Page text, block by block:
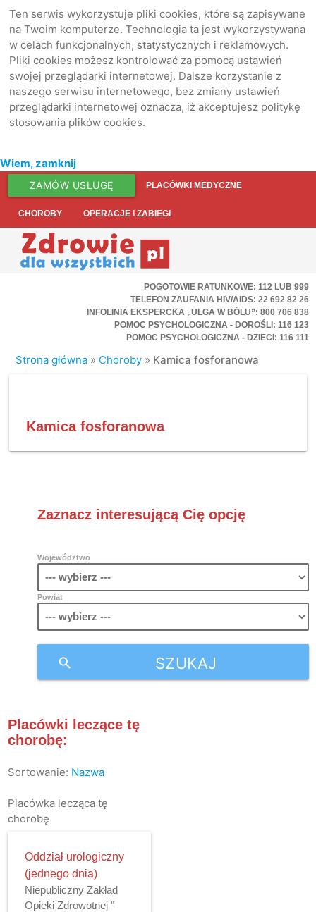
Ten serwis wykorzystuje pliki cookies, które są zapisywane
na Twoim komputerze. Technologia ta jest wykorzystywana
w celach funkcjonalnych, statystycznych i reklamowych.
Pliki cookies możesz kontrolować za pomocą ustawień
swojej przeglądarki internetowej. Dalsze korzystanie z
naszego serwisu internetowego, bez zmiany ustawień
przeglądarki internetowej oznacza, iż akceptujesz politykę
stosowania plików cookies.
Wiem, zamknij
ZAMÓW USŁUGĘ PLACÓWKI MEDYCZNE
CHOROBY OPERACJE I ZABIEGI
POGOTOWIE RATUNKOWE: 112 LUB 999
TELEFON ZAUFANIA HIV/AIDS: 22 692 82 26
INFOLINIA EKSPERCKA „ULGA W BÓLU”: 800 706 838
POMOC PSYCHOLOGICZNA - DOROŚLI: 116 123
POMOC PSYCHOLOGICZNA - DZIECI: 116 111
Strona główna » Choroby » Kamica fosforanowa
Kamica fosforanowa
Zaznacz interesującą Cię opcję
Województwo
Powiat
SZUKAJ
search
Placówki leczące tę
chorobę:
Sortowanie: Nazwa
Placówka lecząca tę
chorobę
Oddział urologiczny
(jednego dnia)
Niepubliczny Zakład
Opieki Zdrowotnej "